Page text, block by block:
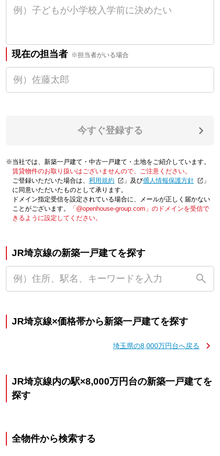
現在の担当者 ※担当者がいる場合
今すぐ登録する
※当社では、新築一戸建て・中古一戸建て・土地をご紹介しています。
賃貸物件のお取り扱いはございませんので、ご注意ください。
ご登録いただいた場合は、「利用規約 」及び「個人情報保護方針
」
に同意いただいたものとして承ります。
ドメイン指定受信を設定されている場合に、メールが正しく届かない
ことがございます。
「@openhouse-group.com」のドメインを受信で
きるように設定してください。
JR埼京線の新築一戸建てを探す
JR埼京線×価格帯から新築一戸建てを探す
埼玉県の8,000万円台へ戻る
JR埼京線内の駅×8,000万円台の新築一戸建てを
探す
全物件から検索する